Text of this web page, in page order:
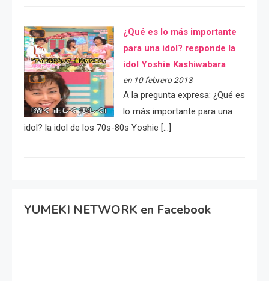
¿Qué es lo más importante
para una idol? responde la
idol Yoshie Kashiwabara
en 10 febrero 2013
A la pregunta expresa: ¿Qué es
lo más importante para una
idol? la idol de los 70s-80s Yoshie […]
YUMEKI NETWORK en Facebook